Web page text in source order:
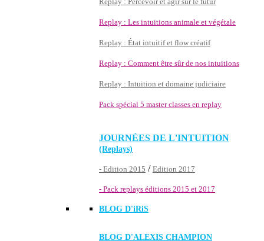
Replay : Les intuitions animale et végétale
Replay : État intuitif et flow créatif
Replay : Comment être sûr de nos intuitions
Replay : Intuition et domaine judiciaire
Pack spécial 5 master classes en replay
JOURNÉES DE L'INTUITION
(Replays)
- Edition 2015 / Edition 2017
- Pack replays éditions 2015 et 2017
BLOG D'iRiS
BLOG D'ALEXIS CHAMPION